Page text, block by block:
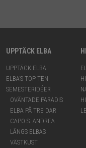
UPPTÄCK ELBA
UPPTÄCK ELBA
ELBA’S TOP TEN
SEMESTERIDÉER
OVÄNTADE PARADIS
ELBA PÅ TRE DAR
CAPO S. ANDREA
LÄNGS ELBAS
VÄSTKUST